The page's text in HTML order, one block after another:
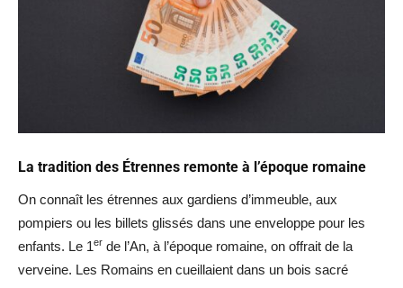
La tradition des Étrennes remonte à l’époque romaine
On connaît les étrennes aux gardiens d’immeuble, aux
pompiers ou les billets glissés dans une enveloppe pour les
enfants. Le 1er de l’An, à l’époque romaine, on offrait de la
verveine. Les Romains en cueillaient dans un bois sacré